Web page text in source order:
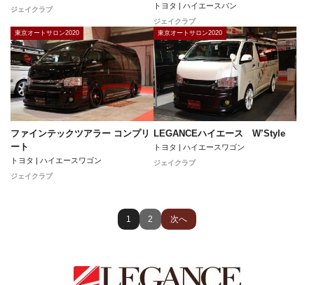
ジェイクラブ トヨタ | ハイエースバン
ジェイクラブ
東京オートサロン2020
ファインテックツアラー コンプリ
ート
トヨタ | ハイエースワゴン
ジェイクラブ
東京オートサロン2020
LEGANCEハイエース W’Style
トヨタ | ハイエースワゴン
ジェイクラブ
1 2 次へ